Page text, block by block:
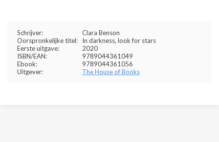
Schrijver:
Clara Benson
Oorspronkelijke titel:
In darkness, look for stars
Eerste uitgave:
2020
ISBN/EAN:
9789044361049
Ebook:
9789044361056
Uitgever:
The House of Books